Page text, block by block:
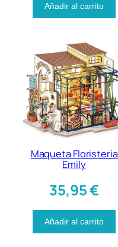
Añadir al carrito
Maqueta Floristería
Emily
35,95€
Añadir al carrito